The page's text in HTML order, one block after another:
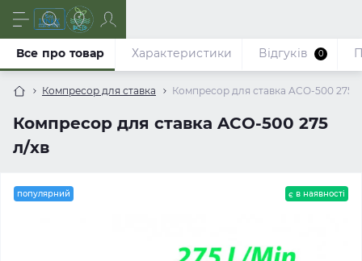
Компресор для ставка Компресор для ставка ACO-500 275
Компресор для ставка ACO-500 275
л/хв
Все про товар Характеристики Відгуків 0
популярний є в наявності